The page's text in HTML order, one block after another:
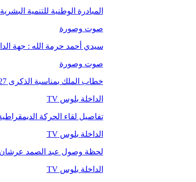
المبادرة الوطنية للتنمية
صوت وصورة
سيدي أحمد حرمة الله : جهة
صوت وصورة
خطاب الملك بمناسبة الذكرى 27 لعيد العرش.
الداخلة بلوس TV
تفاصيل لقاء الحركة
الداخلة بلوس TV
لحظة وصول عبد الصمد عرشان
الداخلة بلوس TV